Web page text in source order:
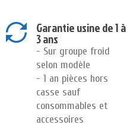
Garantie usine de 1 à
3 ans
- Sur groupe froid
selon modèle
- 1 an pièces hors
casse sauf
consommables et
accessoires